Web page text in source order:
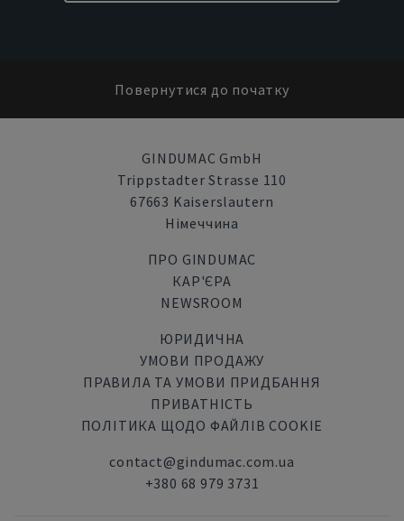
Повернутися до початку
GINDUMAC GmbH
Trippstadter Strasse 110
67663 Kaiserslautern
Німеччина
ПРО GINDUMAC
КАР'ЄРА
NEWSROOM
ЮРИДИЧНА
УМОВИ ПРОДАЖУ
ПРАВИЛА ТА УМОВИ ПРИДБАННЯ
ПРИВАТНІСТЬ
ПОЛІТИКА ЩОДО ФАЙЛІВ COOKIE
contact@gindumac.com.ua
+380 68 979 3731